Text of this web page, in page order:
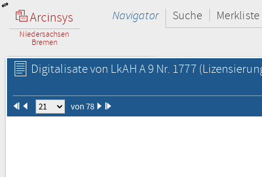
Arcinsys
Niedersachsen
Bremen
Navigator Suche Merkliste
Digitalisate von LkAH A 9 Nr. 1777
von 78